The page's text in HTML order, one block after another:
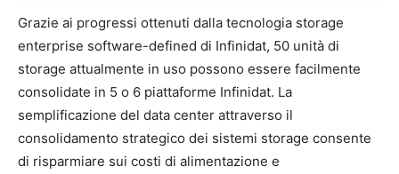
Grazie ai progressi ottenuti dalla tecnologia storage
enterprise software-defined di Infinidat, 50 unità di
storage attualmente in uso possono essere facilmente
consolidate in 5 o 6 piattaforme Infinidat. La
semplificazione del data center attraverso il
consolidamento strategico dei sistemi storage consente
di risparmiare sui costi di alimentazione e